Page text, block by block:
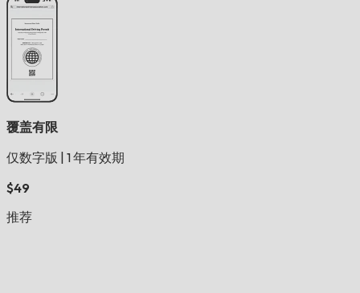
覆盖有限
仅数字版
1 年有效期
$49
推荐